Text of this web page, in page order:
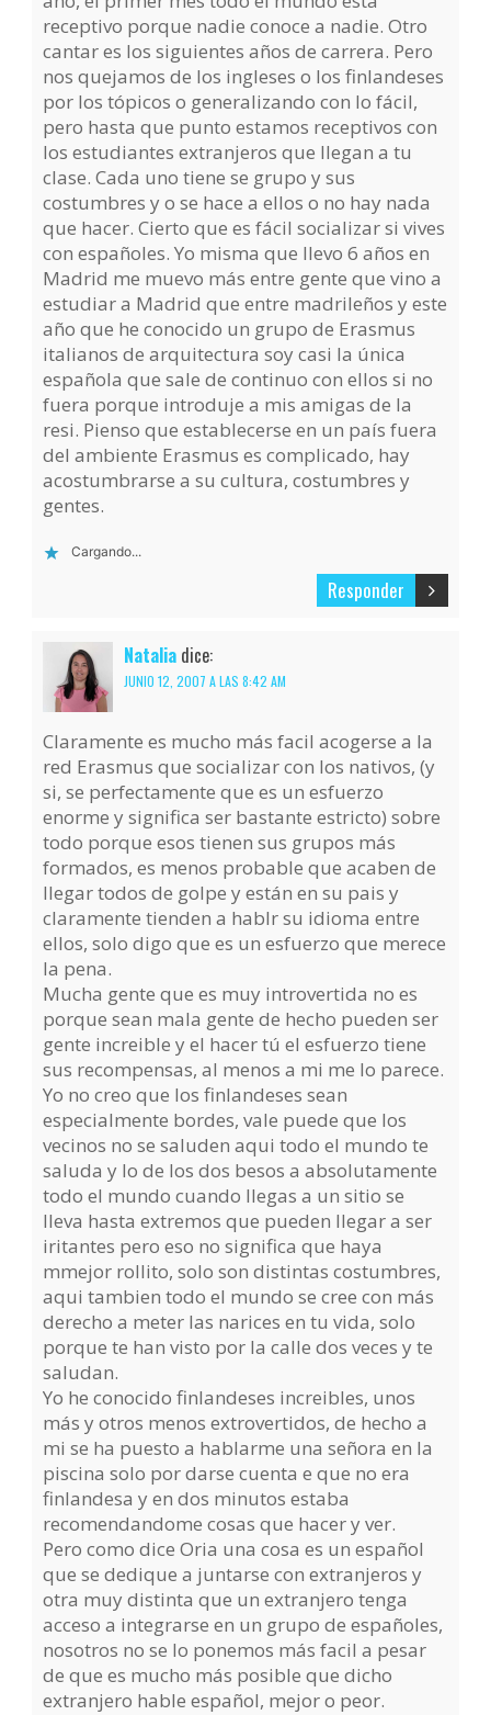
receptivo porque nadie conoce a nadie. Otro
cantar es los siguientes años de carrera. Pero
nos quejamos de los ingleses o los finlandeses
por los tópicos o generalizando con lo fácil,
pero hasta que punto estamos receptivos con
los estudiantes extranjeros que llegan a tu
clase. Cada uno tiene se grupo y sus
costumbres y o se hace a ellos o no hay nada
que hacer. Cierto que es fácil socializar si vives
con españoles. Yo misma que llevo 6 años en
Madrid me muevo más entre gente que vino a
estudiar a Madrid que entre madrileños y este
año que he conocido un grupo de Erasmus
italianos de arquitectura soy casi la única
española que sale de continuo con ellos si no
fuera porque introduje a mis amigas de la
resi. Pienso que establecerse en un país fuera
del ambiente Erasmus es complicado, hay
acostumbrarse a su cultura, costumbres y
gentes.
Cargando...
Responder
Natalia dice:
JUNIO 12, 2007 A LAS 8:42 AM
Claramente es mucho más facil acogerse a la
red Erasmus que socializar con los nativos, (y
si, se perfectamente que es un esfuerzo
enorme y significa ser bastante estricto) sobre
todo porque esos tienen sus grupos más
formados, es menos probable que acaben de
llegar todos de golpe y están en su pais y
claramente tienden a hablr su idioma entre
ellos, solo digo que es un esfuerzo que merece
la pena.
Mucha gente que es muy introvertida no es
porque sean mala gente de hecho pueden ser
gente increible y el hacer tú el esfuerzo tiene
sus recompensas, al menos a mi me lo parece.
Yo no creo que los finlandeses sean
especialmente bordes, vale puede que los
vecinos no se saluden aqui todo el mundo te
saluda y lo de los dos besos a absolutamente
todo el mundo cuando llegas a un sitio se
lleva hasta extremos que pueden llegar a ser
iritantes pero eso no significa que haya
mmejor rollito, solo son distintas costumbres,
aqui tambien todo el mundo se cree con más
derecho a meter las narices en tu vida, solo
porque te han visto por la calle dos veces y te
saludan.
Yo he conocido finlandeses increibles, unos
más y otros menos extrovertidos, de hecho a
mi se ha puesto a hablarme una señora en la
piscina solo por darse cuenta e que no era
finlandesa y en dos minutos estaba
recomendandome cosas que hacer y ver.
Pero como dice Oria una cosa es un español
que se dedique a juntarse con extranjeros y
otra muy distinta que un extranjero tenga
acceso a integrarse en un grupo de españoles,
nosotros no se lo ponemos más facil a pesar
de que es mucho más posible que dicho
extranjero hable español, mejor o peor.